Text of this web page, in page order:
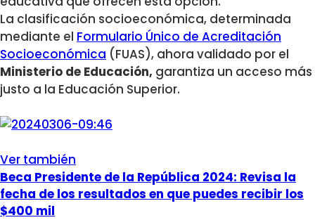
La clasificación socioeconómica, determinada
mediante el Formulario Único de Acreditación
Socioeconómica (FUAS), ahora validado por el
Ministerio de Educación, garantiza un acceso más
justo a la Educación Superior.
Ver también
Beca Presidente de la República 2024: Revisa la
fecha de los resultados en que puedes recibir los
$400 mil